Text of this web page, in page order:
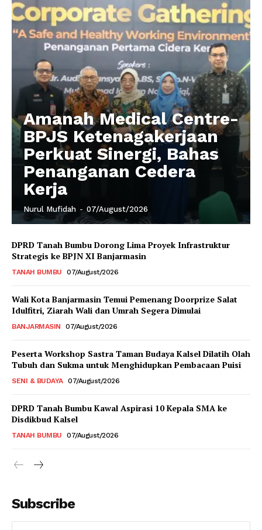
Amanah Medical Centre-
BPJS Ketenagakerjaan
Perkuat Sinergi, Bahas
Penanganan Cedera
Kerja
Nurul Mufidah - 07/August/2026
DPRD Tanah Bumbu Dorong Lima Proyek Infrastruktur
Strategis ke BPJN XI Banjarmasin
TANAH BUMBU 07/August/2026
Wali Kota Banjarmasin Temui Pemenang Doorprize Salat
Idulfitri, Ziarah Wali dan Umrah Segera Dimulai
BANJARMASIN 07/August/2026
Peserta Workshop Sastra Taman Budaya Kalsel Dilatih Olah
Tubuh dan Sukma untuk Menghidupkan Pembacaan Puisi
SENI & BUDAYA 07/August/2026
DPRD Tanah Bumbu Kawal Aspirasi 10 Kepala SMA ke
Disdikbud Kalsel
TANAH BUMBU 07/August/2026
Subscribe